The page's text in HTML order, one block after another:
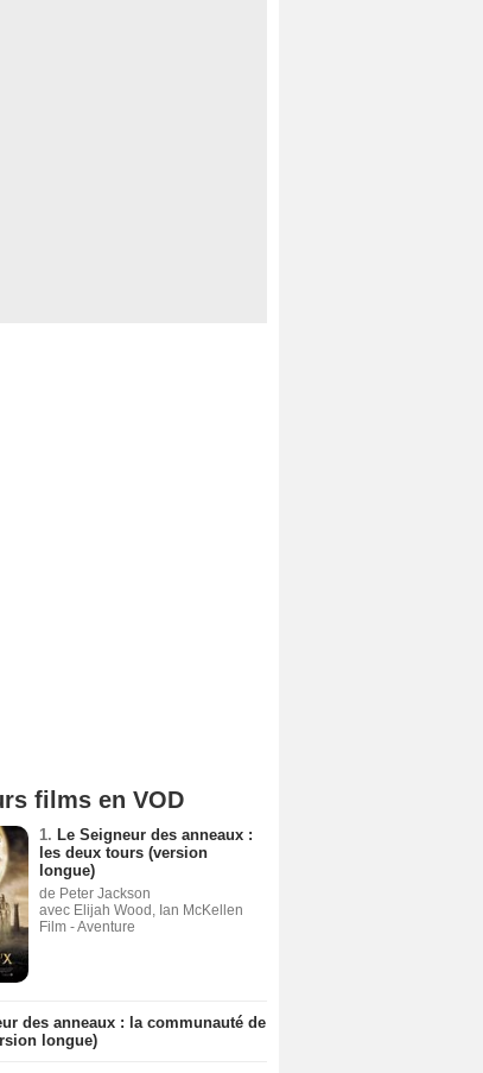
films en VOD
1. Le Seigneur des anneaux :
les deux tours (version
longue)
de Peter Jackson
avec Elijah Wood, Ian McKellen
Film - Aventure
des anneaux : la communauté de
longue)